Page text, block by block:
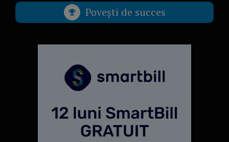
Povești de succes